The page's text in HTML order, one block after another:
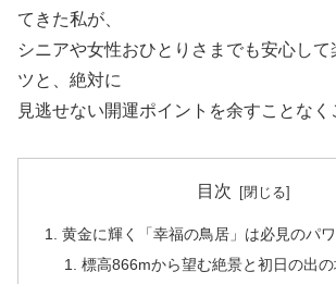
てきた私が、
シニアや女性おひとりさまでも安心して
ツと、絶対に
見逃せない開運ポイントを余すことなく
目次
黄金に輝く「幸福の鳥居」は必見のパ
標高866mから望む絶景と初日の出